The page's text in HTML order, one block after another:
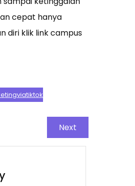
cepat hanya
diri klik link campus
Next